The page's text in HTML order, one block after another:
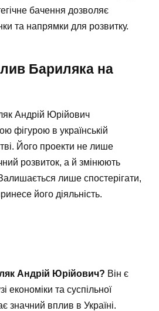
бачення дозволяє
та напрямки для розвитку.
Бариляка на
Андрій Юрійович
фігурою в українській
Його проекти не лише
розвиток, а й змінюють
лише спостерігати,
його діяльність.
Андрій Юрійович? Він є
економіки та суспільної
значний вплив в Україні.